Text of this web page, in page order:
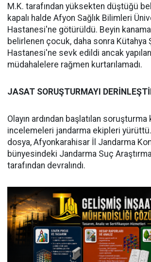
M.K. tarafından yüksekten düştüğü
kapalı halde Afyon Sağlık Bilimleri
Hastanesi'ne götürüldü. Beyin
belirlenen çocuk, daha sonra Kütahya
Hastanesi'ne sevk edildi ancak
müdahalelere rağmen kurtarılamadı.
JASAT SORUŞTURMAYI
Olayın ardından başlatılan soruşturma
incelemeleri jandarma ekipleri
dosya, Afyonkarahisar İl Jandarma
bünyesindeki Jandarma Suç
tarafından devralındı.